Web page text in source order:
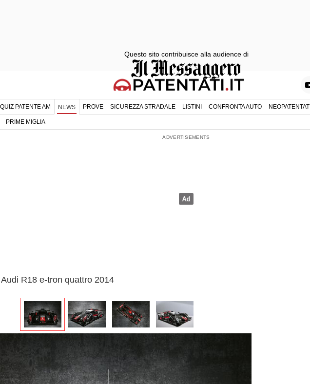
QUIZ PATENTE AM NEWS PROVE SICUREZZA STRADALE LISTINI CONFRONTA AUTO NEOPATENTATI
PRIME MIGLIA
R18 e-tron quattro 2014
Questo sito contribuisce alla audience di